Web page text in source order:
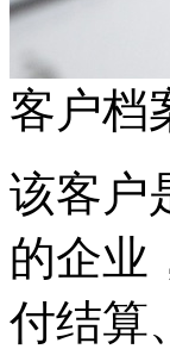
客户档
该客户
的企业
付结算